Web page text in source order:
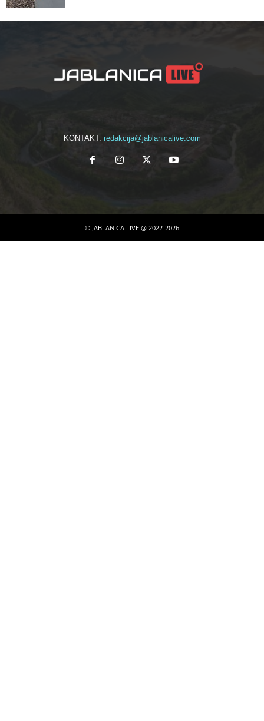
KONTAKT: redakcija@jablanicalive.com
© JABLANICA LIVE @ 2022-2026